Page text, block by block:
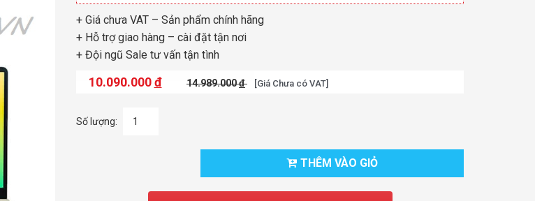
+ Giá chưa VAT – Sản phẩm chính hãng
+ Hỗ trợ giao hàng – cài đặt tận nơi
+ Đội ngũ Sale tư vấn tận tình
10.090.000đ 14.989.000đ [Giá Chưa có VAT]
Số lượng:
THÊM VÀO GIỎ